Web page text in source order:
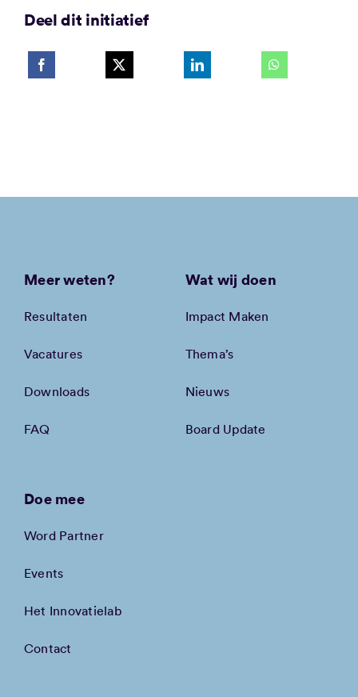
Deel dit initiatief
Meer weten?
Resultaten
Vacatures
Downloads
FAQ
Wat wij doen
Impact Maken
Thema’s
Nieuws
Board Update
Doe mee
Word Partner
Events
Het Innovatielab
Contact